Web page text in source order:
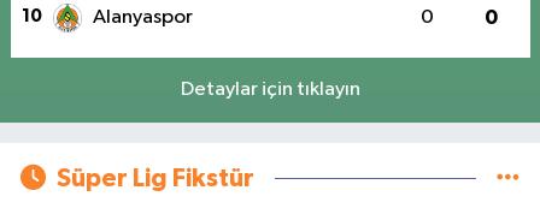
10 Alanyaspor 0 0
Detaylar için tıklayın
Süper Lig Fikstür